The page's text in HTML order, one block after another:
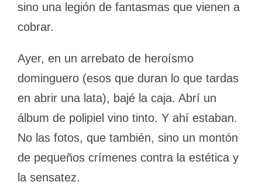
sino una legión de fantasmas que vienen a
cobrar.
Ayer, en un arrebato de heroísmo
dominguero (esos que duran lo que tardas
en abrir una lata), bajé la caja. Abrí un
álbum de polipiel vino tinto. Y ahí estaban.
No las fotos, que también, sino un montón
de pequeños crímenes contra la estética y
la sensatez.